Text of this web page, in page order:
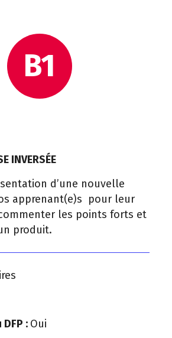
B1
INVERSÉE
d’une nouvelle
apprenant(e)s pour leur
les points forts et
produit.
: Oui